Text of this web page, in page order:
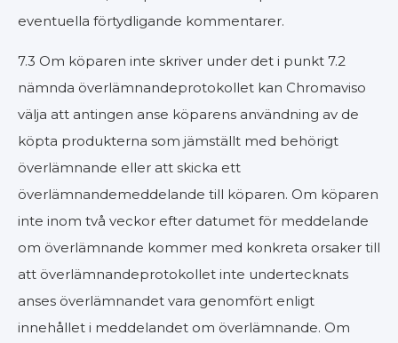
eventuella förtydligande kommentarer.
7.3 Om köparen inte skriver under det i punkt 7.2
nämnda överlämnandeprotokollet kan Chromaviso
välja att antingen anse köparens användning av de
köpta produkterna som jämställt med behörigt
överlämnande eller att skicka ett
överlämnandemeddelande till köparen. Om köparen
inte inom två veckor efter datumet för meddelande
om överlämnande kommer med konkreta orsaker till
att överlämnandeprotokollet inte undertecknats
anses överlämnandet vara genomfört enligt
innehållet i meddelandet om överlämnande. Om